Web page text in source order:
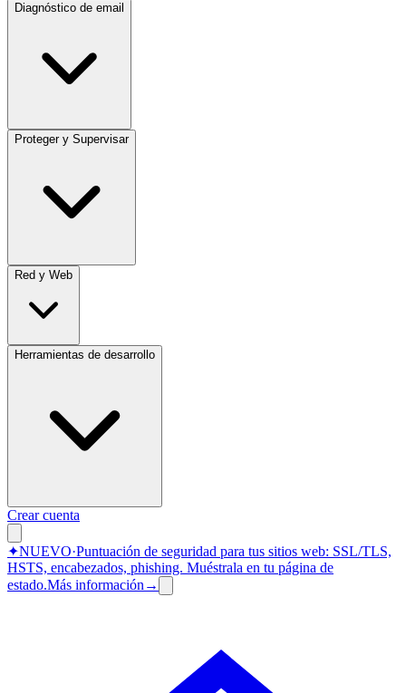
Diagnóstico de email
Proteger y Supervisar
Red y Web
Herramientas de desarrollo
Crear cuenta
✦NUEVO·Puntuación de seguridad para tus sitios web: SSL/TLS,
HSTS, encabezados, phishing. Muéstrala en tu página de
estado.Más información →